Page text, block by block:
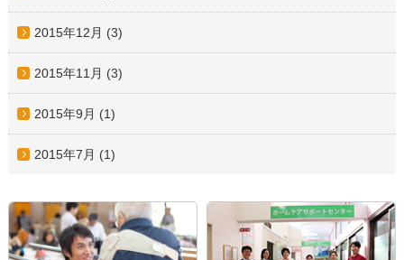
2015年12月 (3)
2015年11月 (3)
2015年9月 (1)
2015年7月 (1)